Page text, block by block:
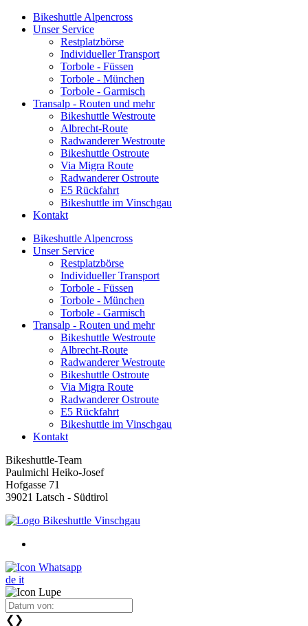
Bikeshuttle Alpencross
Unser Service
Restplatzbörse
Individueller Transport
Torbole - Füssen
Torbole - München
Torbole - Garmisch
Transalp - Routen und mehr
Bikeshuttle Westroute
Albrecht-Route
Radwanderer Westroute
Bikeshuttle Ostroute
Via Migra Route
Radwanderer Ostroute
E5 Rückfahrt
Bikeshuttle im Vinschgau
Kontakt
Bikeshuttle Alpencross
Unser Service
Restplatzbörse
Individueller Transport
Torbole - Füssen
Torbole - München
Torbole - Garmisch
Transalp - Routen und mehr
Bikeshuttle Westroute
Albrecht-Route
Radwanderer Westroute
Bikeshuttle Ostroute
Via Migra Route
Radwanderer Ostroute
E5 Rückfahrt
Bikeshuttle im Vinschgau
Kontakt
Bikeshuttle-Team
Paulmichl Heiko-Josef
Hofgasse 71
39021 Latsch - Südtirol
de it
❮ ❯